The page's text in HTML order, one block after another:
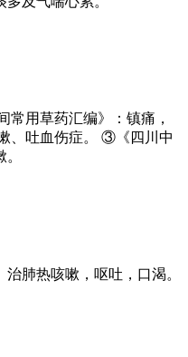
用草药汇编》：镇痛，
、吐血伤症。 ③《四川中
肺热咳嗽，呕吐，口渴。